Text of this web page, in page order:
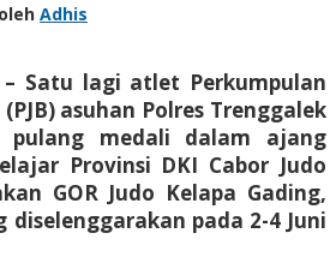
oleh Adhis
– Satu lagi atlet Perkumpulan
asuhan Polres Trenggalek
pulang medali dalam ajang
Provinsi DKI Cabor Judo
GOR Judo Kelapa Gading,
diselenggarakan pada 2-4 Juni